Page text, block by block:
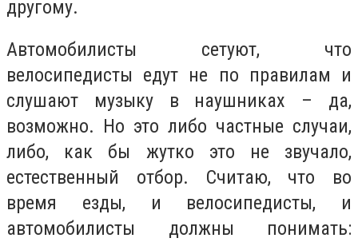
другому.
Автомобилисты сетуют, что
велосипедисты едут не по правилам и
слушают музыку в наушниках – да,
возможно. Но это либо частные случаи,
либо, как бы жутко это не звучало,
естественный отбор. Считаю, что во
время езды, и велосипедисты, и
автомобилисты должны понимать: